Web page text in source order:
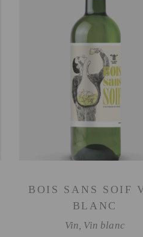
AJOUTER AU PANIER
BOIS SANS SOIF
BLANC
Vin, Vin blanc